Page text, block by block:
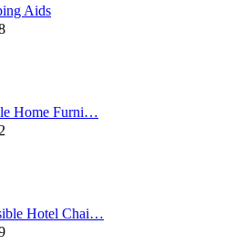
Aids
Home Furni…
Hotel Chai…